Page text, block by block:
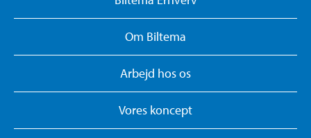
Om Biltema
Arbejd hos os
Vores koncept